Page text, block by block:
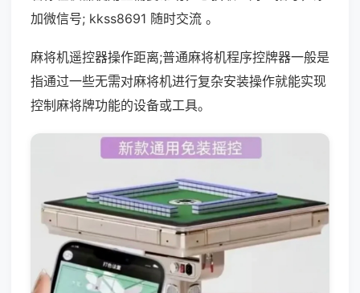
加微信号; kkss8691 随时交流 。
麻将机遥控器操作距离;普通麻将机程序控牌器一般是
指通过一些无需对麻将机进行复杂安装操作就能实现
控制麻将牌功能的设备或工具。